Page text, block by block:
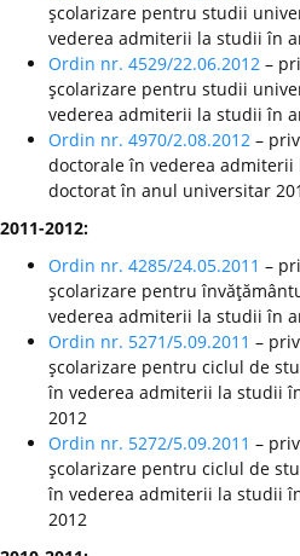
şcolarizare pentru studii
vederea admiterii la studii în
Ordin nr. 4529/22.06.2012 –
şcolarizare pentru studii
vederea admiterii la studii în
Ordin nr. 4970/2.08.2012 –
doctorale în vederea
doctorat în anul universitar
2011-2012:
Ordin nr. 4285/24.05.2011 –
şcolarizare pentru
vederea admiterii la studii în
Ordin nr. 5271/5.09.2011 –
şcolarizare pentru ciclul de
în vederea admiterii la studii
2012
Ordin nr. 5272/5.09.2011 –
şcolarizare pentru ciclul de
în vederea admiterii la studii
2012